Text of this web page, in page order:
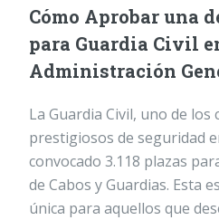
Cómo Aprobar una
para Guardia Civil
Administración
La Guardia Civil, uno de los
prestigiosos de seguridad
convocado 3.118 plazas
de Cabos y Guardias. Esta
única para aquellos que